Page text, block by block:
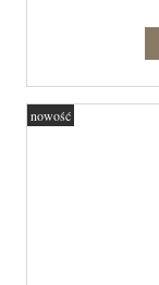
nowość